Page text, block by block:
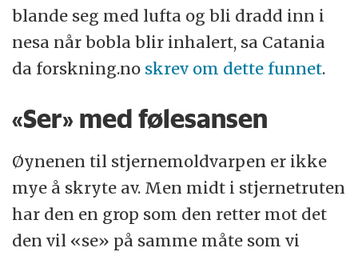
blande seg med lufta og bli dradd inn i
nesa når bobla blir inhalert, sa Catania
da forskning.no skrev om dette funnet.
«Ser» med følesansen
Øynenen til stjernemoldvarpen er ikke
mye å skryte av. Men midt i stjernetruten
har den en grop som den retter mot det
den vil «se» på samme måte som vi